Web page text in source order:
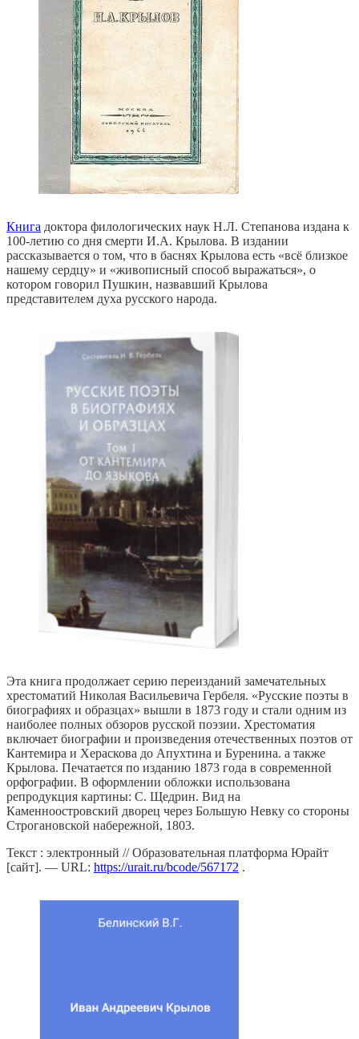
Книга доктора филологических наук Н.Л. Степанова издана к
100-летию со дня смерти И.А. Крылова. В издании
рассказывается о том, что в баснях Крылова есть «всё близкое
нашему сердцу» и «живописный способ выражаться», о
котором говорил Пушкин, назвавший Крылова
представителем духа русского народа.
Эта книга продолжает серию переизданий замечательных
хрестоматий Николая Васильевича Гербеля. «Русские поэты в
биографиях и образцах» вышли в 1873 году и стали одним из
наиболее полных обзоров русской поэзии. Хрестоматия
включает биографии и произведения отечественных поэтов от
Кантемира и Хераскова до Апухтина и Буренина. а также
Крылова. Печатается по изданию 1873 года в современной
орфографии. В оформлении обложки использована
репродукция картины: С. Щедрин. Вид на
Каменноостровский дворец через Большую Невку со стороны
Строгановской набережной, 1803.
Текст : электронный // Образовательная платформа Юрайт
[сайт]. — URL: https://urait.ru/bcode/567172 .